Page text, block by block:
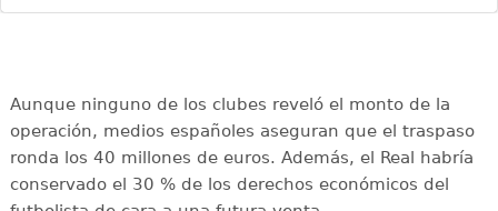
Aunque ninguno de los clubes reveló el monto de la
operación, medios españoles aseguran que el traspaso
ronda los 40 millones de euros. Además, el Real habría
conservado el 30 % de los derechos económicos del